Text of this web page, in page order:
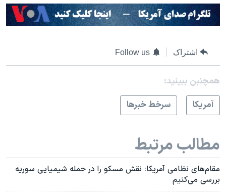
اشتراک Follow us
همچنبن ببینید:
آمريکا
سرخط خبرها
مطالب مرتبط
مقام‌های نظامی آمریکا: نقش مسکو را در حمله شیمیایی سوریه
بررسی می‌کنیم